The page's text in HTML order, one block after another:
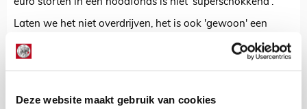
Deze website maakt gebruik van cookies
euro storten in een noodfonds is niet 'superschokkend'.
Laten we het niet overdrijven, het is ook 'gewoon' een
beetje de positie van Ajax en... oh ja, het CL-startbewijs is
ook nog steeds onterecht en onderhevig aan discussie!
Check onderstaande video als je een paar minuutjes over
wel aan je bloeddruk. De eerste vijf minuten kun je